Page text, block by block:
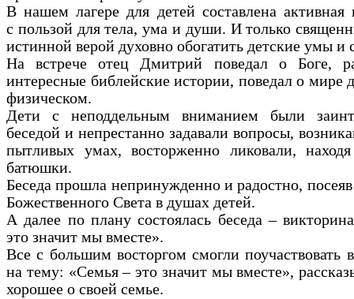
В нашем лагере для детей составлена активная
с пользой для тела, ума и души. И только
истинной верой духовно обогатить детские умы и
На встрече отец Дмитрий поведал о Боге,
интересные библейские истории, поведал о мире
физическом.
Дети с неподдельным вниманием были
беседой и непрестанно задавали вопросы,
пытливых умах, восторженно ликовали,
батюшки.
Беседа прошла непринужденно и радостно,
Божественного Света в душах детей.
А далее по плану состоялась беседа –
это значит мы вместе».
Все с большим восторгом смогли поучаствовать в
на тему: «Семья – это значит мы вместе»,
хорошее о своей семье.